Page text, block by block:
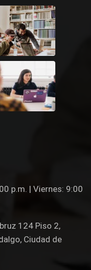
p.m. | Viernes: 9:00
124 Piso 2,
Ciudad de